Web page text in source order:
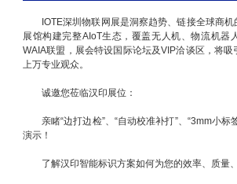
IOTE深圳物联网展是洞察趋势、链接全球商
展馆构建完整AIoT生态，覆盖无人机、物流机器
WAIA联盟，展会特设国际论坛及VIP洽谈区，将吸
上万专业观众。
诚邀您莅临汉印展位：
亲睹“边打边检”、“自动校准补打”、“3mm小标
演示！
了解汉印智能标识方案如何为您的效率、质量